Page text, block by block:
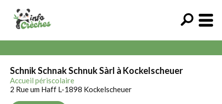
Schnik Schnak Schnuk Sàrl à Kockelscheuer
Accueil périscolaire
2 Rue um Haff L-1898 Kockelscheuer